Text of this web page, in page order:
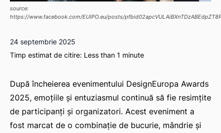
source:
https://www.facebook.com/EUIPO.eu/posts/
24 septembrie 2025
Timp estimat de citire: Less than 1 minute
După încheierea evenimentului DesignEuropa Awards
2025, emoțiile și entuziasmul continuă să fie resimțite
de participanți și organizatori. Acest eveniment a
fost marcat de o combinație de bucurie, mândrie și